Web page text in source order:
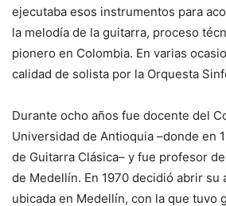
ejecutaba esos instrumentos para
la melodía de la guitarra, proceso
pionero en Colombia. En varias
calidad de solista por la Orquesta
Durante ocho años fue docente del
Universidad de Antioquia –donde en
de Guitarra Clásica– y fue profesor
de Medellín. En 1970 decidió abrir su
ubicada en Medellín, con la que tuvo